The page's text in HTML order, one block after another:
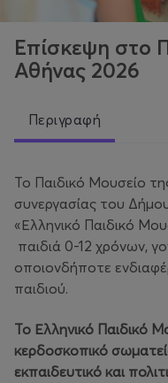
Επίσκεψη στο
Αθήνας 2026
Περιγραφή
Το Παιδικό Μουσείο
συνεργασίας του
«Ελληνικό Παιδικό
παιδιά 0-12 χρόνων,
οποιονδήποτε
παιδιού.
Το Ελληνικό Παιδικό
κερδοσκοπικό
εκπαιδευτικό και